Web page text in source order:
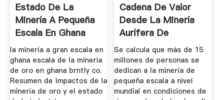
Estado De La
Minería A Pequeña
Escala En Ghana
la minería a gran escala en
ghana escala de la mineria
de oro en ghana brntly co.
Resumen de impactos de la
minería de oro y el estado
Cadena De Valor
Desde La Minería
Aurífera De
Pequeña ...
Se calcula que más de 15
millones de personas se
dedican a la minería de
pequeña escala a nivel
mundial en condiciones de